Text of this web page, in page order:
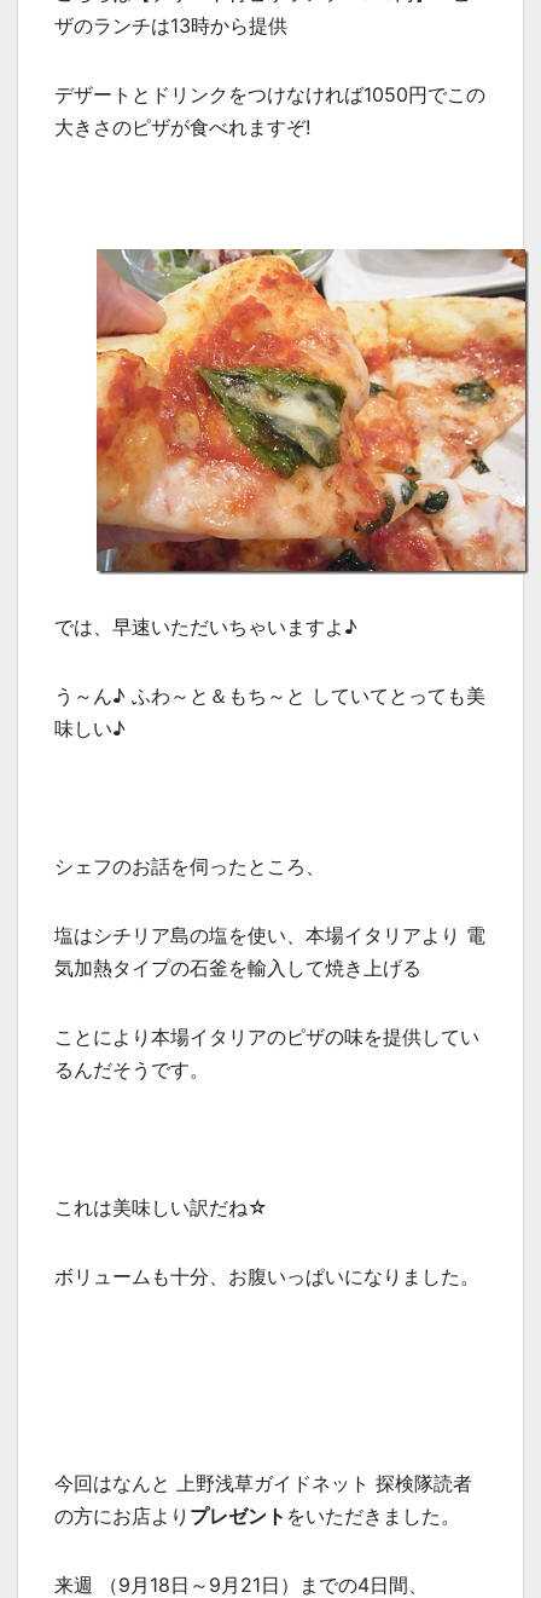
ザのランチは13時から提供
デザートとドリンクをつけなければ1050円でこの
大きさのピザが食べれますぞ!
では、早速いただいちゃいますよ♪
う～ん♪ ふわ～と＆もち～と していてとっても美
味しい♪
シェフのお話を伺ったところ、
塩はシチリア島の塩を使い、本場イタリアより 電
気加熱タイプの石釜を輸入して焼き上げる
ことにより本場イタリアのピザの味を提供してい
るんだそうです。
これは美味しい訳だね☆
ボリュームも十分、お腹いっぱいになりました。
今回はなんと 上野浅草ガイドネット 探検隊読者
の方にお店より プレゼント をいただきました。
来週 （9月18日～9月21日）までの4日間、